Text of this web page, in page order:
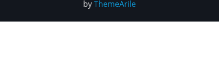
byThemeArile